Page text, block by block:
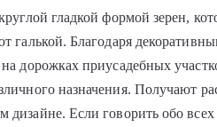
гладкой формой зерен,
галькой. Благодаря
дорожках приусадебных
назначения. Получают
Если говорить обо